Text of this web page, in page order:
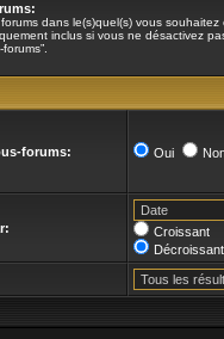
dans le(s)quel(s) vous
inclus si vous ne désactivez
forums: Oui
Croissant
Décroissant